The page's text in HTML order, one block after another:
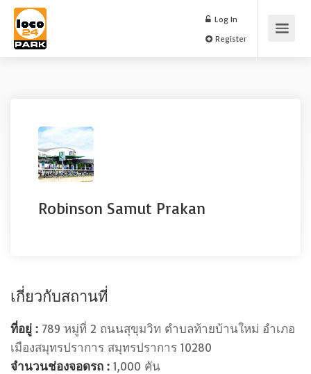
Log In
Robinson Samut Prakan
เกี่ยวกับสถานที่
ที่อยู่ : 789 หมู่ที่ 2 ถนนสุขุมวิท ตำบลท้ายบ้านใหม่ อำเภอ
เมืองสมุทรปราการ สมุทรปราการ 10280
จำนวนช่องจอดรถ : 1,000 คัน